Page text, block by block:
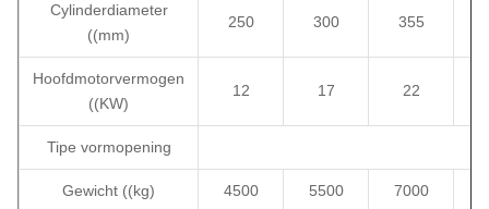
Cylinderdiameter
((mm)
250 300 355
Hoofdmotorvermogen
((KW)
12 17 22
Tipe vormopening
Gewicht ((kg) 4500 5500 7000